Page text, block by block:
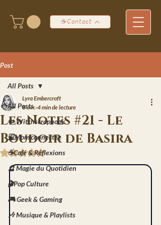
☕Contact
Post
All Posts
✏️ Witchscrapbook
💻Mom'connectée
☕Café & Réflexions
🔮 Magie du Quotidien
🎬Pop Culture
🎮 Geek & Gaming
🎶 Musique & Playlists
All Posts
Les Notes #21 - Le
Boudoir de Basira
Lyra Embercroft
8 avr. 4 min de lecture
Noté NaN étoiles sur 5.